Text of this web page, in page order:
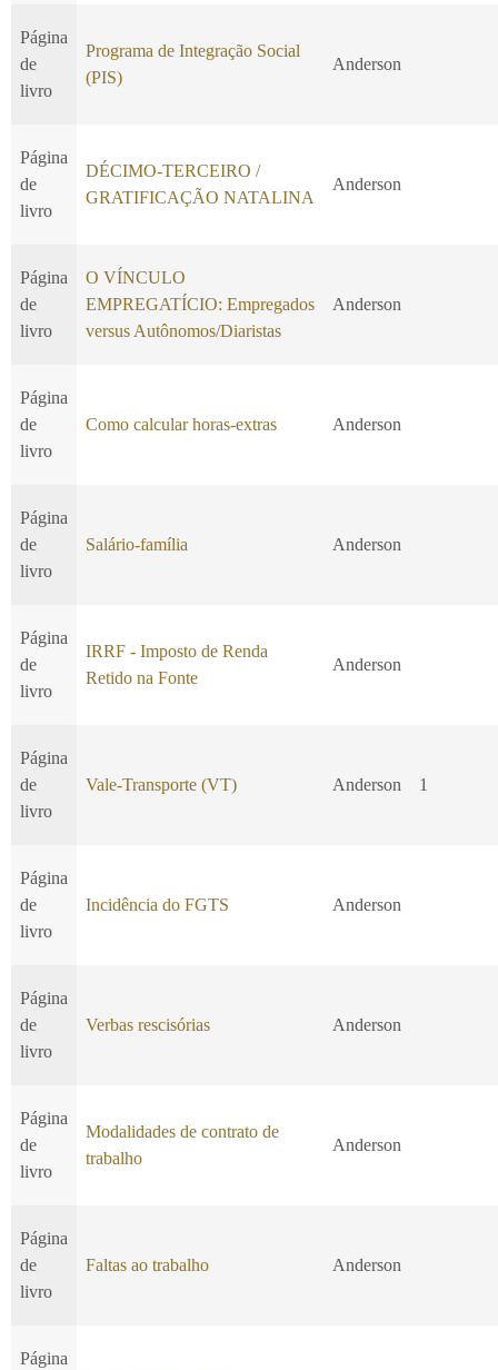
Página
de
livro
Programa de Integração Social
(PIS)
Anderson
Página
de
livro
DÉCIMO-TERCEIRO /
GRATIFICAÇÃO NATALINA
Anderson
Página
de
livro
O VÍNCULO
EMPREGATÍCIO: Empregados
versus Autônomos/Diaristas
Anderson
Página
de
livro
Como calcular horas-extras Anderson
Página
de
livro
Salário-família Anderson
Página
de
livro
IRRF - Imposto de Renda
Retido na Fonte
Anderson
Página
de
livro
Vale-Transporte (VT) Anderson 1
Página
de
livro
Incidência do FGTS Anderson
Página
de
livro
Verbas rescisórias Anderson
Página
de
livro
Modalidades de contrato de
trabalho
Anderson
Página
de
livro
Faltas ao trabalho Anderson
Página